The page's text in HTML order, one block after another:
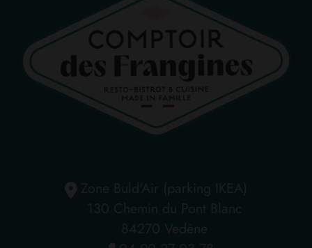
Zone Buld'Air (parking IKEA)
130 Chemin du Pont Blanc
84270 Vedène